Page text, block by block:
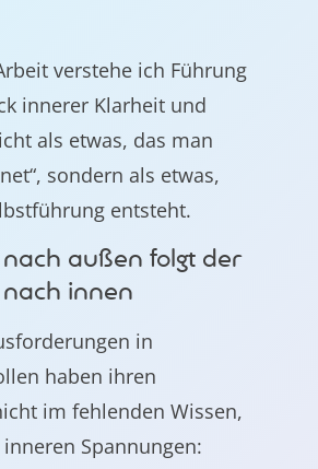
verstehe ich Führung
innerer Klarheit und
als etwas, das man
sondern als etwas,
entsteht.
außen folgt der
innen
in
haben ihren
im fehlenden Wissen,
Spannungen: